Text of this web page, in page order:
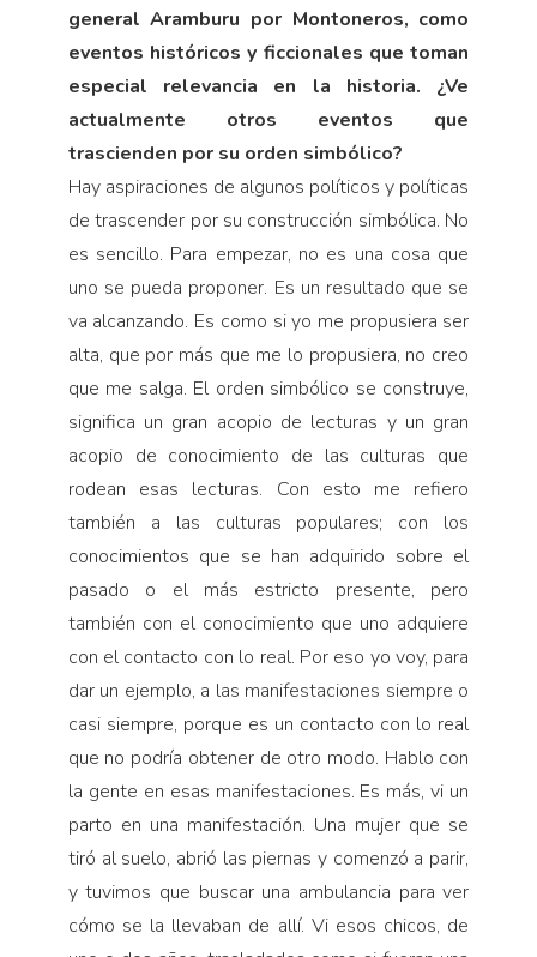
general Aramburu por Montoneros, como
eventos históricos y ficcionales que toman
especial relevancia en la historia. ¿Ve
actualmente otros eventos que
trascienden por su orden simbólico?
Hay aspiraciones de algunos políticos y políticas
de trascender por su construcción simbólica. No
es sencillo. Para empezar, no es una cosa que
uno se pueda proponer. Es un resultado que se
va alcanzando. Es como si yo me propusiera ser
alta, que por más que me lo propusiera, no creo
que me salga. El orden simbólico se construye,
significa un gran acopio de lecturas y un gran
acopio de conocimiento de las culturas que
rodean esas lecturas. Con esto me refiero
también a las culturas populares; con los
conocimientos que se han adquirido sobre el
pasado o el más estricto presente, pero
también con el conocimiento que uno adquiere
con el contacto con lo real. Por eso yo voy, para
dar un ejemplo, a las manifestaciones siempre o
casi siempre, porque es un contacto con lo real
que no podría obtener de otro modo. Hablo con
la gente en esas manifestaciones. Es más, vi un
parto en una manifestación. Una mujer que se
tiró al suelo, abrió las piernas y comenzó a parir,
y tuvimos que buscar una ambulancia para ver
cómo se la llevaban de allí. Vi esos chicos, de